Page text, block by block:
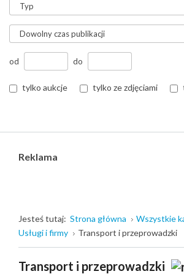
od do
tylko aukcje tylko ze zdjęciami
Reklama
Jesteś tutaj: Strona główna
Wszystkie
Usługi i firmy
Transport i przeprowadzki
Transport i przeprowadzki